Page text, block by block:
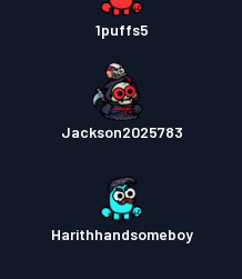
1puffs5
Jackson2025783
Harithhandsomeboy